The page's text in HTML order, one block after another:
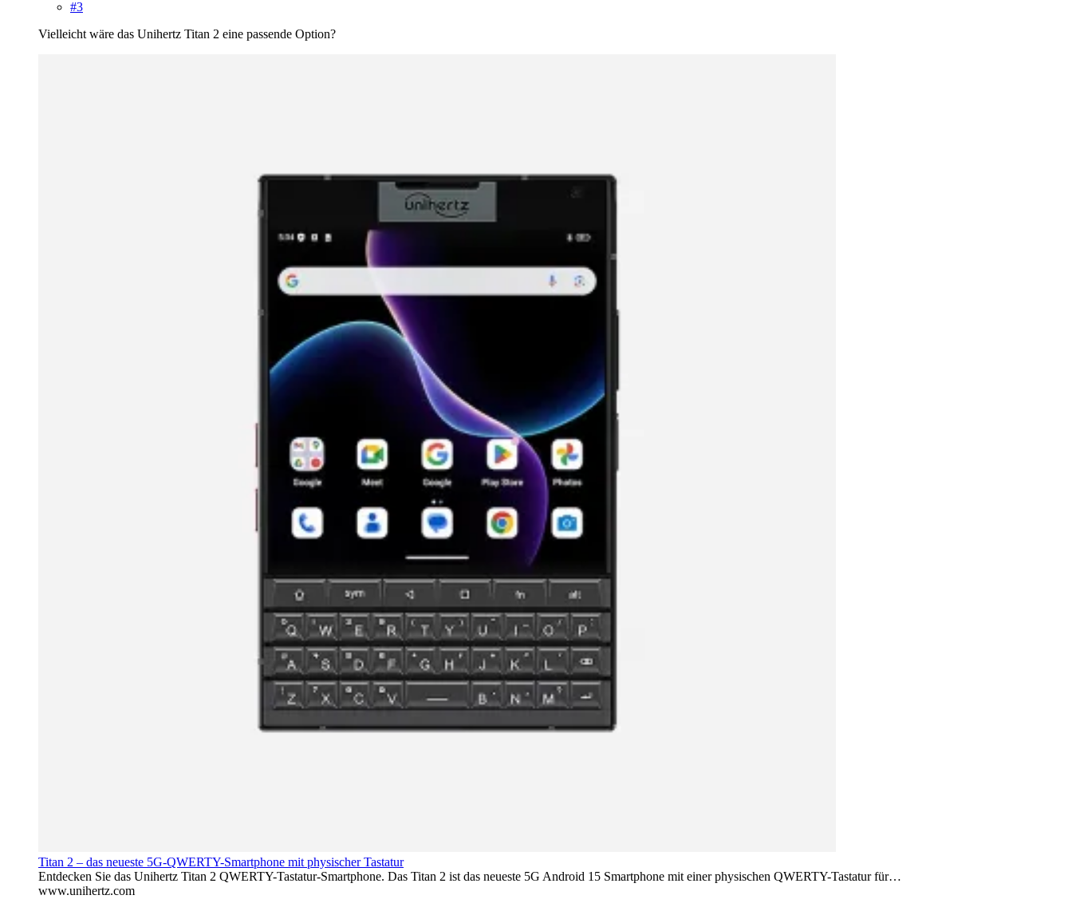
#3
Vielleicht wäre das Unihertz Titan 2 eine passende Option?
Titan 2 – das neueste 5G-QWERTY-Smartphone mit physischer Tastatur
Entdecken Sie das Unihertz Titan 2 QWERTY-Tastatur-Smartphone. Das Titan 2 ist das neueste 5G Android 15 Smartphone mit einer physischen QWERTY-Tastatur für…
www.unihertz.com